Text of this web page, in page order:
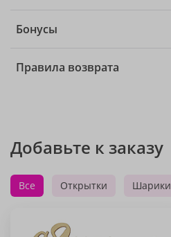
Бонусы
Правила возврата
Добавьте к заказу
Все Открытки Шарики